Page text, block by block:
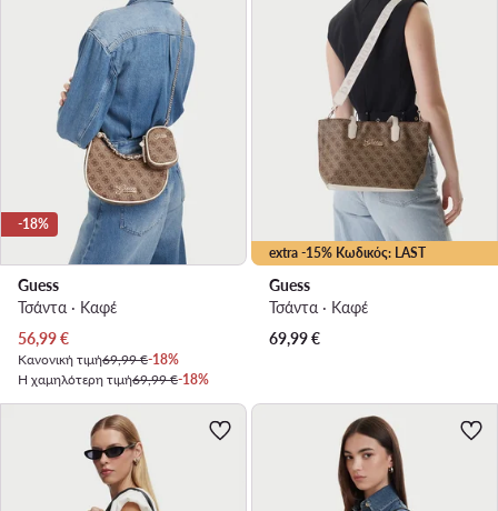
-18%
Guess
Τσάντα · Καφέ
Τρέχουσα τιμή
56,99€
Κανονική τιμή69,99 €-18%
Η χαμηλότερη τιμή69,99 €-18%
extra -15% Κωδικός: LAST
Guess
Τσάντα · Καφέ
69,99€